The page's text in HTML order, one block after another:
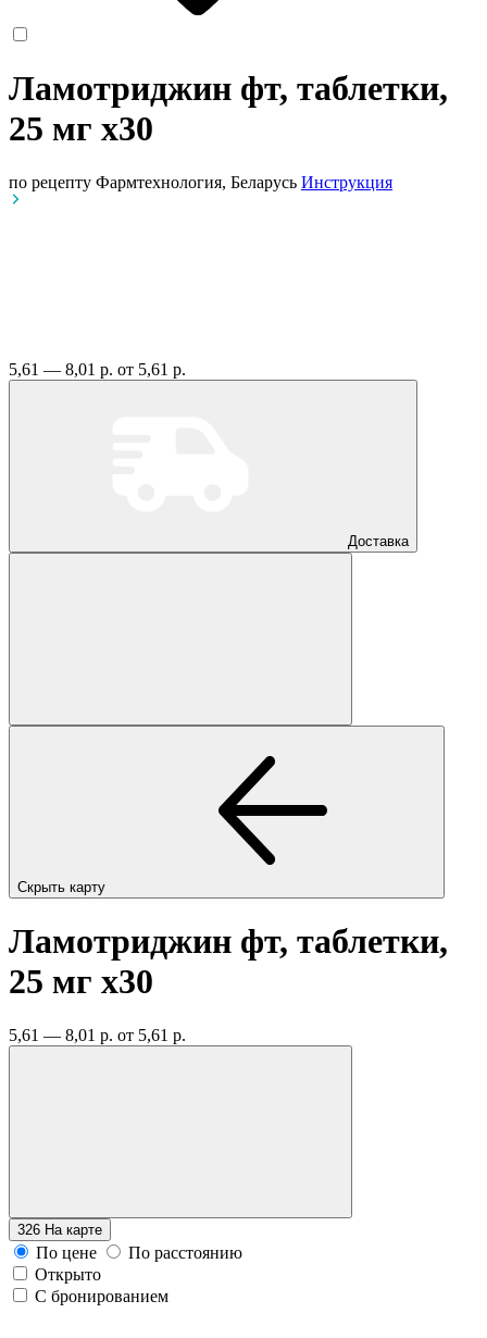
Ламотриджин фт, таблетки,
25 мг x30
по рецепту Фармтехнология, Беларусь Инструкция
5,61 — 8,01 р. от 5,61 р.
Доставка
Скрыть карту
Ламотриджин фт, таблетки,
25 мг x30
5,61 — 8,01 р. от 5,61 р.
326 На карте
По цене
По расстоянию
Открыто
С бронированием